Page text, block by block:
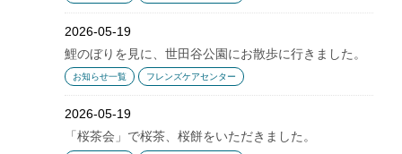
2026-05-19
鯉のぼりを見に、世田谷公園にお散歩に行きました。
お知らせ一覧 フレンズケアセンター
2026-05-19
「桜茶会」で桜茶、桜餅をいただきました。